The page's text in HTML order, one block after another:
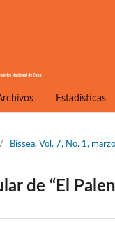
Estadisticas
/ Bissea, Vol. 7, No. 1,
de “El